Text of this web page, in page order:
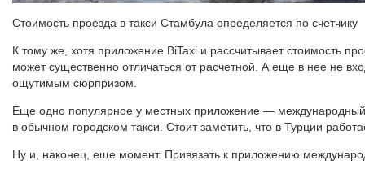
Стоимость проезда в такси Стамбула определяется по счетчику
К тому же, хотя приложение BiTaxi и рассчитывает стоимость
может существенно отличаться от расчетной. А еще в нее не
ощутимым сюрпризом.
Еще одно популярное у местных приложение — международный
в обычном городском такси. Стоит заметить, что в Турции
Ну и, наконец, еще момент. Привязать к приложению